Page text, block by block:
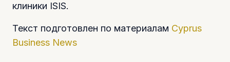
клиники ISIS.
Текст подготовлен по материалам Cyprus
Business News